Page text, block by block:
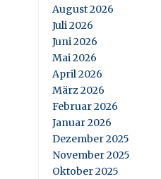
August 2026
Juli 2026
Juni 2026
Mai 2026
April 2026
März 2026
Februar 2026
Januar 2026
Dezember 2025
November 2025
Oktober 2025